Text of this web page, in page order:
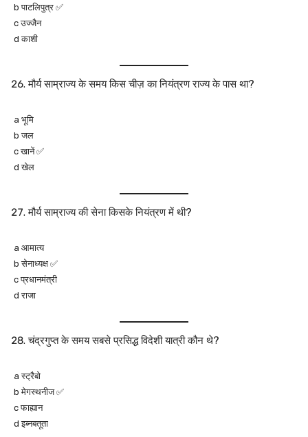
b पाटलिपुत्र ✅
c उज्जैन
d काशी
मौर्य साम्राज्य के समय किस चीज़ का नियंत्रण राज्य के पास था?
a भूमि
b जल
c खानें ✅
d खेल
मौर्य साम्राज्य की सेना किसके नियंत्रण में थी?
a आमात्य
b सेनाध्यक्ष ✅
c प्रधानमंत्री
d राजा
चंद्रगुप्त के समय सबसे प्रसिद्ध विदेशी यात्री कौन थे?
a स्ट्रैबो
b मेगस्थनीज ✅
c फाह्यान
d इब्नबतूता